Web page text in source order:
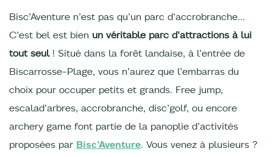
Bisc’Aventure n’est pas qu’un parc d’accrobranche…
C’est bel est bien un véritable parc d’attractions à lui
tout seul ! Situé dans la forêt landaise, à l’entrée de
Biscarrosse-Plage, vous n’aurez que l’embarras du
choix pour occuper petits et grands. Free jump,
escalad’arbres, accrobranche, disc’golf, ou encore
archery game font partie de la panoplie d’activités
proposées par Bisc’Aventure. Vous venez à plusieurs ?